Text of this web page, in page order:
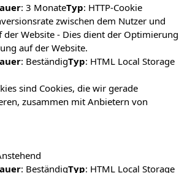
: 3 MonateTyp: HTTP-Cookie
zwischen dem Nutzer und
der Website - Dies dient der Optimierung
auf der Website.
: BeständigTyp: HTML Local Storage
sind Cookies, die wir gerade
zusammen mit Anbietern von
: BeständigTyp: HTML Local Storage